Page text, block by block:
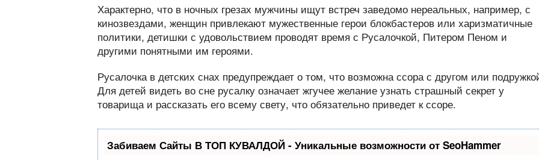
Характерно, что в ночных грезах мужчины ищут встреч заведомо нереальных, например, с
кинозвездами, женщин привлекают мужественные герои блокбастеров или харизматичные
политики, детишки с удовольствием проводят время с Русалочкой, Питером Пеном и
другими понятными им героями.
Русалочка в детских снах предупреждает о том, что возможна ссора с другом или
Для детей видеть во сне русалку означает жгучее желание узнать страшный секрет у
товарища и рассказать его всему свету, что обязательно приведет к ссоре.
Забиваем Сайты В ТОП КУВАЛДОЙ - Уникальные возможности от SeoHammer